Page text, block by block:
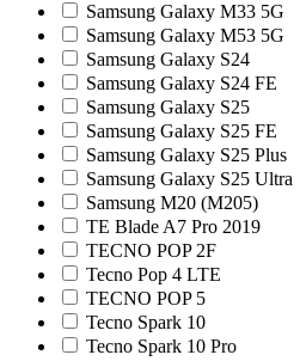
Samsung Galaxy M33 5G
Samsung Galaxy M53 5G
Samsung Galaxy S24
Samsung Galaxy S24 FE
Samsung Galaxy S25
Samsung Galaxy S25 FE
Samsung Galaxy S25 Plus
Samsung Galaxy S25 Ultra
Samsung M20 (M205)
TE Blade A7 Pro 2019
TECNO POP 2F
Tecno Pop 4 LTE
TECNO POP 5
Tecno Spark 10
Tecno Spark 10 Pro